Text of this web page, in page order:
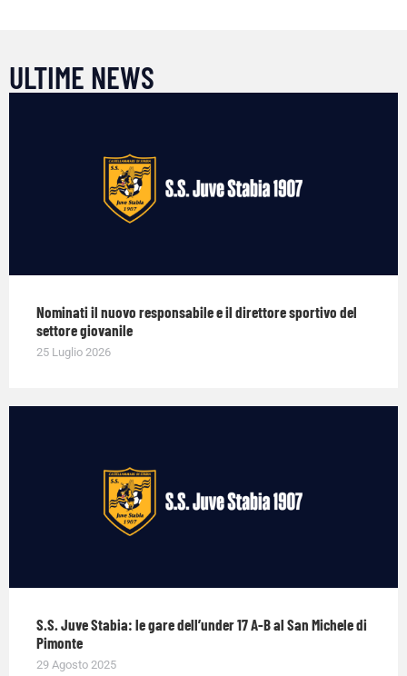
ULTIME NEWS
Nominati il nuovo responsabile e il direttore sportivo del
settore giovanile
25 Luglio 2026
S.S. Juve Stabia: le gare dell’under 17 A-B al San Michele di
Pimonte
29 Agosto 2025